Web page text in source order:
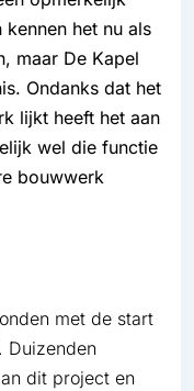
het nu als
maar De Kapel
Ondanks dat het
lijkt heeft het aan
wel die functie
bouwwerk
met de start
Duizenden
dit project en